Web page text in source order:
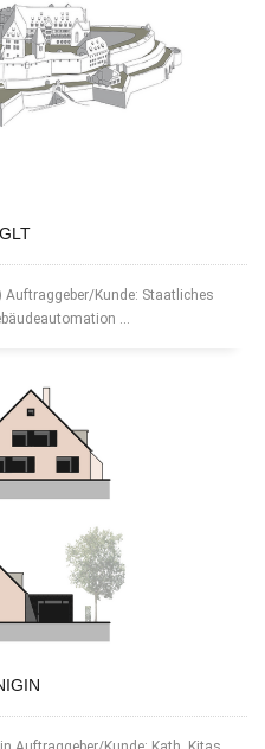
Auftraggeber/Kunde: Staatliches
...